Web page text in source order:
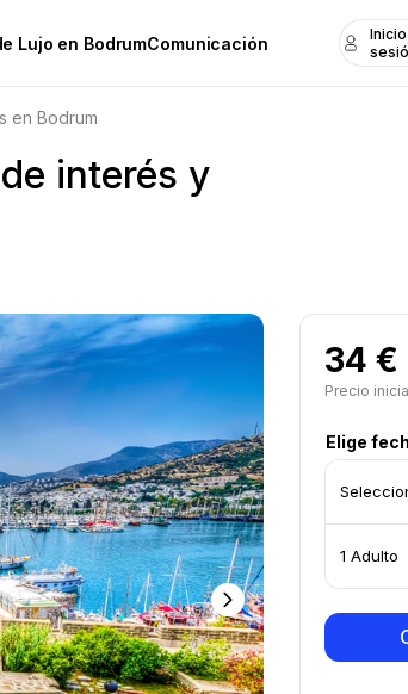
Lujo en BodrumComunicación
en Bodrum
interés y
34 €
Precio
Elige
1 Adulto